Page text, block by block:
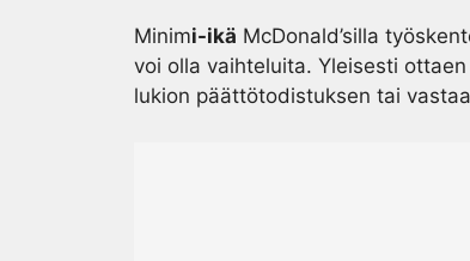
Minimi-ikä McDonald’silla
voi olla vaihteluita. Yleisesti ottaen
lukion päättötodistuksen tai